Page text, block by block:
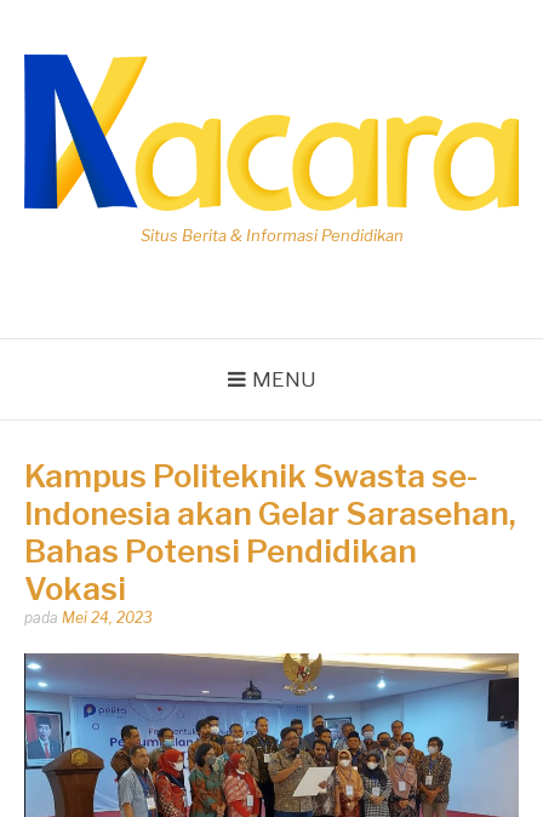
konten
Situs Berita & Informasi Pendidikan
MENU
Kampus Politeknik Swasta se-
Indonesia akan Gelar Sarasehan,
Bahas Potensi Pendidikan
Vokasi
Dipos
Dhirga
Erlangga
pada Mei 24, 2023